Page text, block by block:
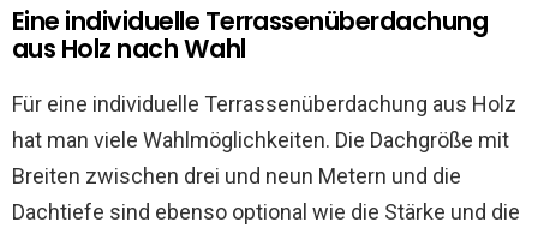
Eine individuelle Terrassenüberdachung
aus Holz nach Wahl
Für eine individuelle Terrassenüberdachung aus Holz
hat man viele Wahlmöglichkeiten. Die Dachgröße mit
Breiten zwischen drei und neun Metern und die
Dachtiefe sind ebenso optional wie die Stärke und die